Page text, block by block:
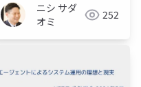
ニシ サダ
オミ
252